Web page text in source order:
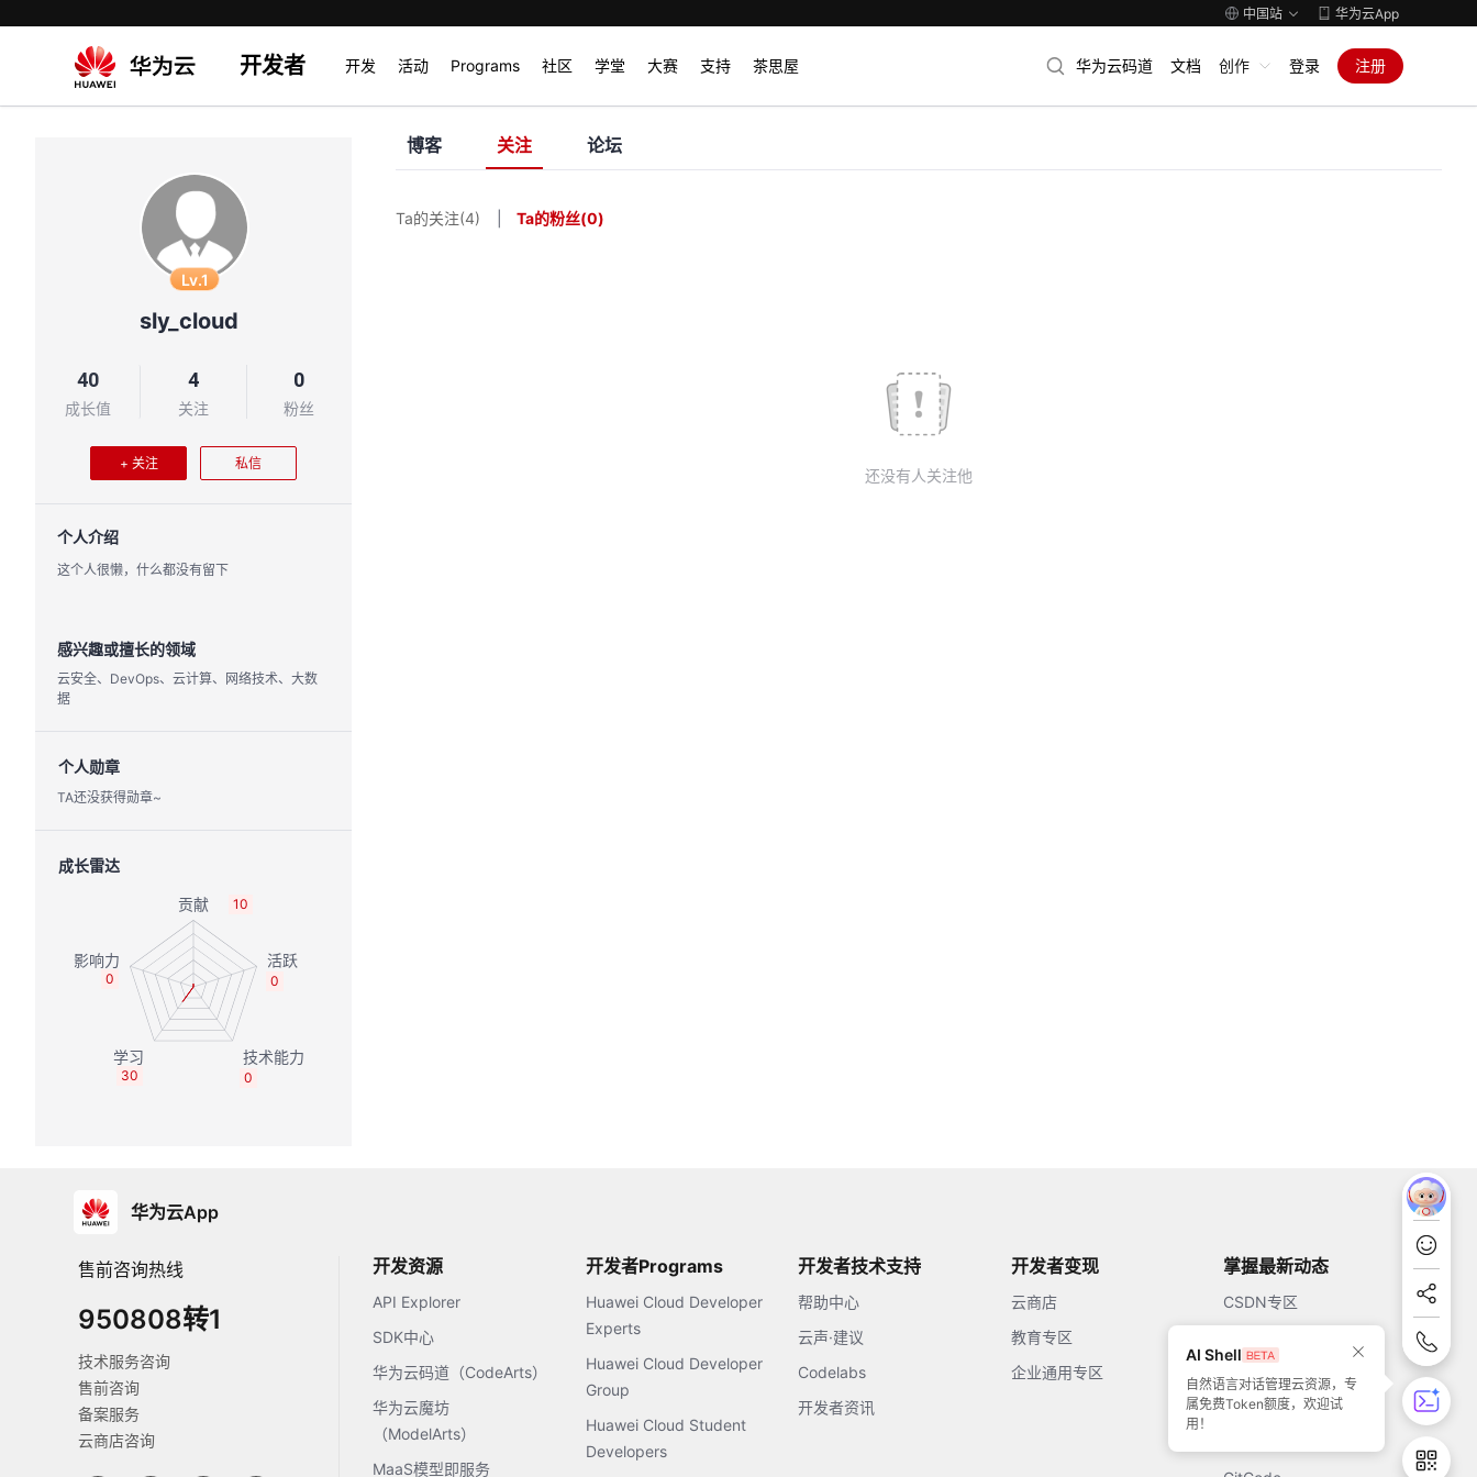
中国站 华为云App
开发者 开发 活动 Programs 社区 学堂 大赛 支持 茶思屋 华为云码道 文档 创作 登录 注册
Lv.1
sly_cloud
40
成长值
4
关注
0
粉丝
+ 关注 私信
个人介绍
这个人很懒，什么都没有留下
感兴趣或擅长的领域
云安全、DevOps、云计算、网络技术、大数
据
个人勋章
TA还没获得勋章~
成长雷达
10
0
0
30
0
博客 关注 论坛
Ta的关注(4) Ta的粉丝(0)
还没有人关注他
华为云App
售前咨询热线
950808转1
技术服务咨询
售前咨询
备案服务
云商店咨询
开发资源
API Explorer
SDK中心
华为云码道（CodeArts）
华为云魔坊
（ModelArts）
MaaS模型即服务
开发者Programs
Huawei Cloud Developer
Experts
Huawei Cloud Developer
Group
Huawei Cloud Student
Developers
开发者技术支持
帮助中心
云声·建议
Codelabs
开发者资讯
开发者变现
云商店
教育专区
企业通用专区
掌握最新动态
CSDN专区
51CTO
AI Shell
自然语言对话管理云资源，专
属免费Token额度，欢迎试
用！